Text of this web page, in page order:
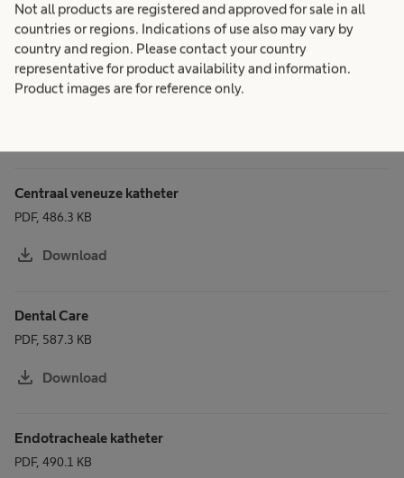
Not all products are registered and approved for sale in all
countries or regions. Indications of use also may vary by
country and region. Please contact your country
representative for product availability and information.
Product images are for reference only.
Posters 5 momenten van handhygiëne
Vijf momenten van handhygiëne
PDF, 490.2 KB
Centraal veneuze katheter
PDF, 486.3 KB
download Download
Dental Care
PDF, 587.3 KB
download Download
Endotracheale katheter
PDF, 490.1 KB